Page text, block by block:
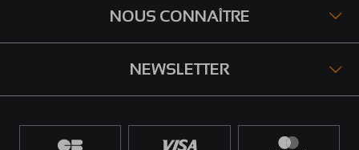
NOUS CONNAÎTRE
NEWSLETTER